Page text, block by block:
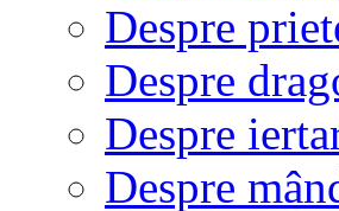
Despre
Despre
Despre
Despre